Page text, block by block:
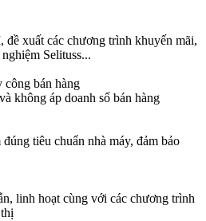
đề xuất các chương trình khuyến mãi,
Selituss...
công bán hàng
không áp doanh số bán hàng
tiêu chuẩn nhà máy, đảm bảo
linh hoạt cùng với các chương trình